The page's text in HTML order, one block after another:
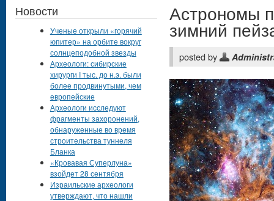
Астрономы
зимний
posted by
Новости
Ученые открыли «горячий
юпитер» на орбите вокруг
солнцеподобной звезды
Археологи: сибирские
хирурги I тыс. до н.э. были
более продвинутыми, чем
европейские
Археологи исследуют
фрагменты захоронений,
обнаруженные во время
строительства туннеля
Бланка
«Кровавая Суперлуна»
взойдет 28 сентября
Израильские археологи
утверждают, что нашли